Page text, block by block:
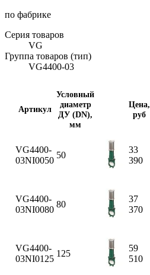
по фабрике
Серия товаров
VG
Группа товаров (тип)
VG4400-03
Артикул
Условный
диаметр
ДУ (DN),
мм
Цена,
руб
VG4400-
03NI0050
50
33
390
VG4400-
03NI0080
80
37
370
VG4400-
03NI0125
125
59
510